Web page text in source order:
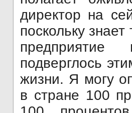
директор на
посколь­ку
подверглось
жиз­ни. Я могу
в стране 100